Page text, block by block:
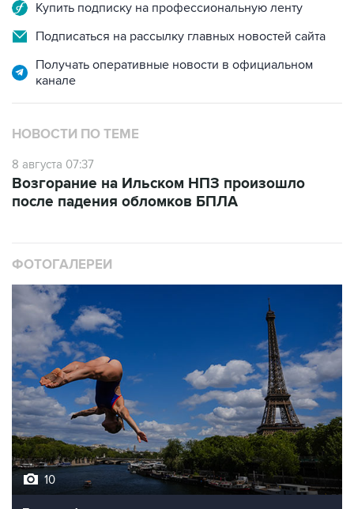
Купить подписку на профессиональную ленту
Подписаться на рассылку главных новостей сайта
Получать оперативные новости в официальном
канале
НОВОСТИ ПО ТЕМЕ
8 августа 07:37
Возгорание на Ильском НПЗ произошло
после падения обломков БПЛА
ФОТОГАЛЕРЕИ
10